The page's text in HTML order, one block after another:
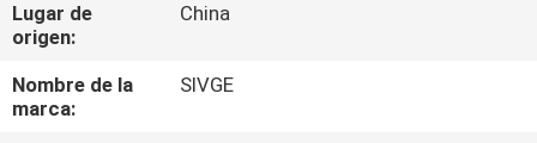
SOBRE
NOSOTROS
Lugar de
origen:
China
Nombre de la
marca:
SIVGE